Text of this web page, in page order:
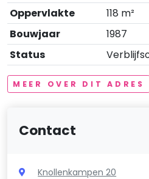
Oppervlakte
118 m²
Bouwjaar
1987
Status
MEER OVER DIT ADRES
Contact
Knollenkampen 20